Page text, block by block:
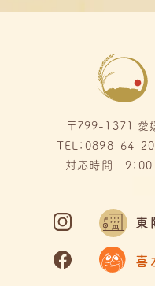
〒799-1371 愛
TEL：0898-64-
対応時間 9：00
東
喜